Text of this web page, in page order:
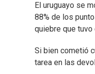
El uruguayo se
88% de los
quiebre que tuvo
Si bien cometió
tarea en las